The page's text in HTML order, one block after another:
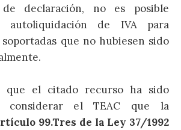
de declaración, no es posible
autoliquidación de IVA para
que no hubiesen sido
que el citado recurso ha sido
considerar el TEAC que la
99.Tres de la Ley 37/1992